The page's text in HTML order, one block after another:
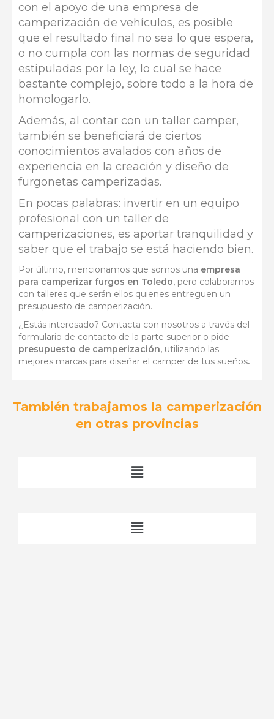
con el apoyo de una empresa de
camperización de vehículos, es posible
que el resultado final no sea lo que espera,
o no cumpla con las normas de seguridad
estipuladas por la ley, lo cual se hace
bastante complejo, sobre todo a la hora de
homologarlo.
Además, al contar con un taller camper,
también se beneficiará de ciertos
conocimientos avalados con años de
experiencia en la creación y diseño de
furgonetas camperizadas.
En pocas palabras: invertir en un equipo
profesional con un taller de
camperizaciones, es aportar tranquilidad y
saber que el trabajo se está haciendo bien.
Por último, mencionamos que somos una empresa
para camperizar furgos en Toledo, pero colaboramos
con talleres que serán ellos quienes entreguen un
presupuesto de camperización.
¿Estás interesado? Contacta con nosotros a través del
formulario de contacto de la parte superior o pide
presupuesto de camperización, utilizando las
mejores marcas para diseñar el camper de tus sueños.
También trabajamos la camperización
en otras provincias